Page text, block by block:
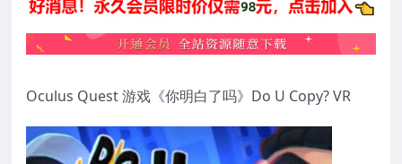
Oculus Quest 游戏《你明白了吗》Do U Copy? VR